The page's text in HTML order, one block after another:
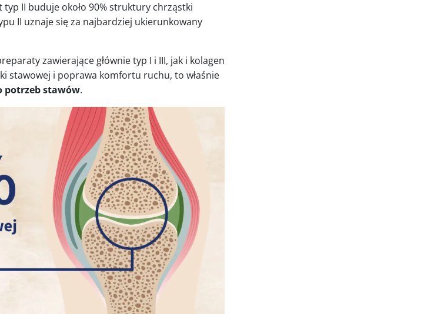
II buduje około 90% struktury chrząstki
II uznaje się za najbardziej ukierunkowany
zawierające głównie typ I i III, jak i kolagen
stawowej i poprawa komfortu ruchu, to właśnie
potrzeb stawów.